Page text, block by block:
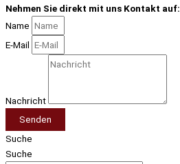
Nehmen Sie direkt mit uns Kontakt auf:
Name
E-Mail
Nachricht
Senden
Suche
Suche